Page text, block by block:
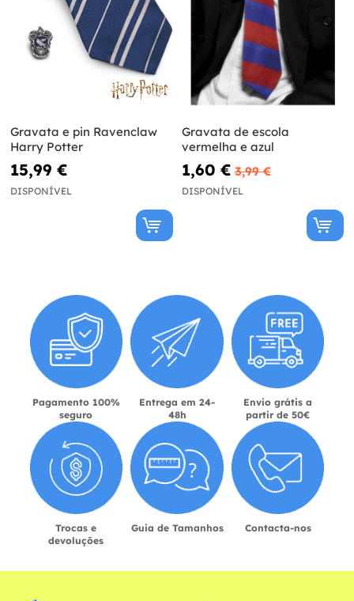
Gravata e pin Ravenclaw
Harry Potter
15,99 €
DISPONÍVEL
Gravata de escola
vermelha e azul
1,60 € 3,99 €
DISPONÍVEL
Pagamento 100%
seguro
Entrega em 24-
48h
Envio grátis a
partir de 50€
Trocas e
devoluções
Guia de Tamanhos Contacta-nos